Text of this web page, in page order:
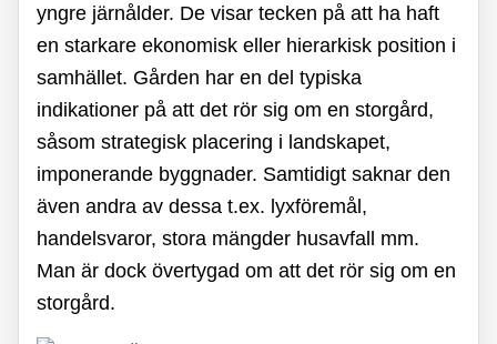
yngre järnålder. De visar tecken på att ha haft
en starkare ekonomisk eller hierarkisk position i
samhället. Gården har en del typiska
indikationer på att det rör sig om en storgård,
såsom strategisk placering i landskapet,
imponerande byggnader. Samtidigt saknar den
även andra av dessa t.ex. lyxföremål,
handelsvaror, stora mängder husavfall mm.
Man är dock övertygad om att det rör sig om en
storgård.